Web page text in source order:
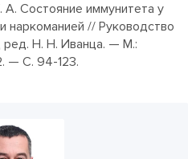
А. Состояние иммунитета у
наркоманией // Руководство
ред. Н. Н. Иванца. — М.:
— С. 94-123.